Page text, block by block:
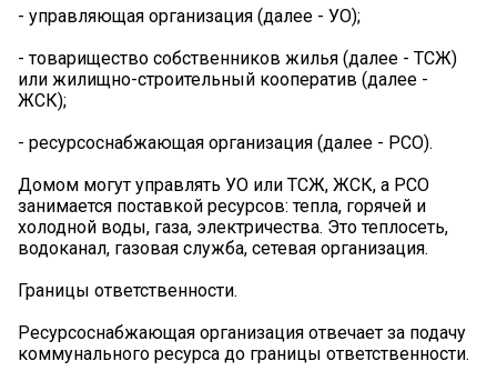
- управляющая организация (далее - УО);
- товарищество собственников жилья (далее - ТСЖ)
или жилищно-строительный кооператив (далее -
ЖСК);
- ресурсоснабжающая организация (далее - РСО).
Домом могут управлять УО или ТСЖ, ЖСК, а РСО
занимается поставкой ресурсов: тепла, горячей и
холодной воды, газа, электричества. Это теплосеть,
водоканал, газовая служба, сетевая организация.
Границы ответственности.
Ресурсоснабжающая организация отвечает за подачу
коммунального ресурса до границы ответственности.